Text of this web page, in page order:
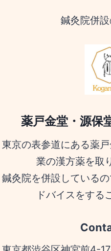
鍼灸院併
薬戸金堂・源保
東京の表参道にある薬
業の漢方薬を取
鍼灸院を併設している
ドバイスをする